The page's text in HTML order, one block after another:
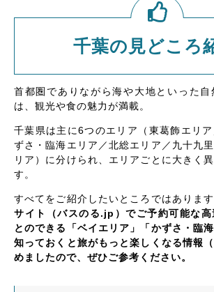
千葉の見どころ
首都圏でありながら海や大地といった自
は、観光や食の魅力が満載。
千葉県は主に6つのエリア（東葛飾エリ
ずさ・臨海エリア／北総エリア／九十九
リア）に分けられ、エリアごとに大きく
す。
すべてをご紹介したいところではあります
サイト（バスのる.jp）でご予約可能な高
とのできる「ベイエリア」「かずさ・臨
知っておくと旅がもっと楽しくなる情報
めましたので、ぜひご参考ください。